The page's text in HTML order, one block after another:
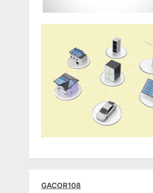
GACOR108